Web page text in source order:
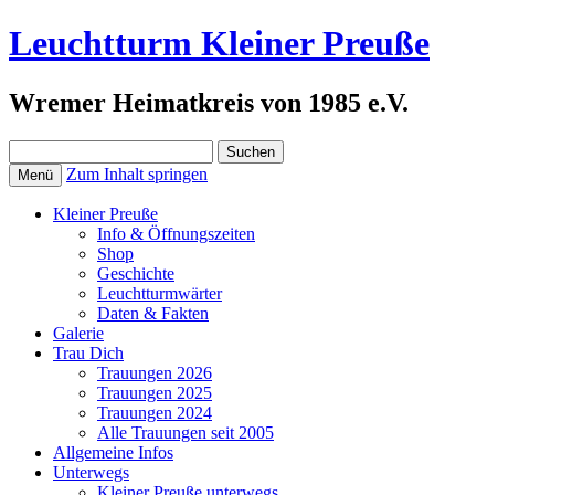
Leuchtturm Kleiner Preuße
Wremer Heimatkreis von 1985 e.V.
nach:
Menü Zum Inhalt springen
Kleiner Preuße
Info & Öffnungszeiten
Shop
Geschichte
Leuchtturmwärter
Daten & Fakten
Galerie
Trau Dich
Trauungen 2026
Trauungen 2025
Trauungen 2024
Alle Trauungen seit 2005
Allgemeine Infos
Unterwegs